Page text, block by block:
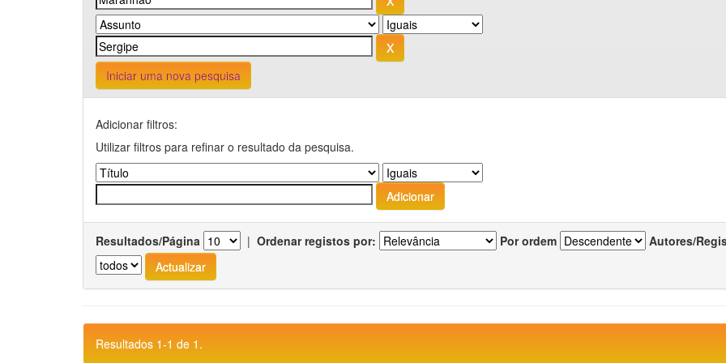
Iniciar uma nova pesquisa
Adicionar filtros:
Utilizar filtros para refinar o resultado da pesquisa.
Resultados/Página | Ordenar registos por: Por ordem Autores/
Resultados 1-1 de 1.